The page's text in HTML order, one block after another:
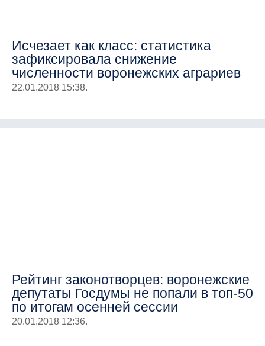
Исчезает как класс: статистика
зафиксировала снижение
численности воронежских аграриев
22.01.2018 15:38.
Рейтинг законотворцев: воронежские
депутаты Госдумы не попали в топ-50
по итогам осенней сессии
20.01.2018 12:36.